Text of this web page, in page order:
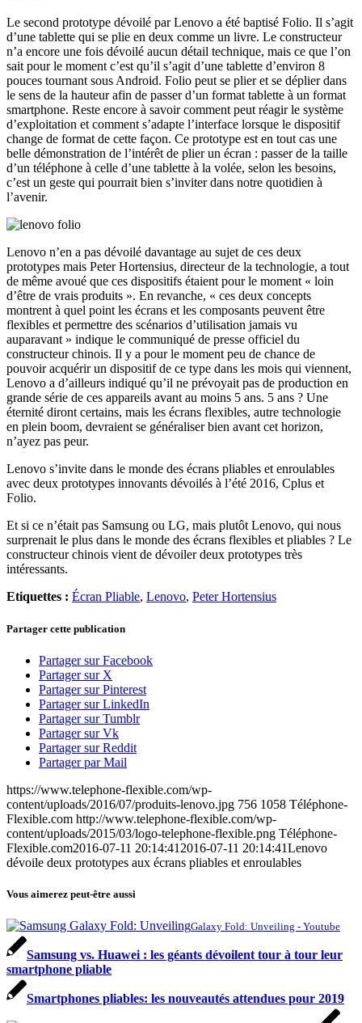
Le second prototype dévoilé par Lenovo a été baptisé Folio. Il s’agit
d’une tablette qui se plie en deux comme un livre. Le constructeur
n’a encore une fois dévoilé aucun détail technique, mais ce que l’on
sait pour le moment c’est qu’il s’agit d’une tablette d’environ 8
pouces tournant sous Android. Folio peut se plier et se déplier dans
le sens de la hauteur afin de passer d’un format tablette à un format
smartphone. Reste encore à savoir comment peut réagir le système
d’exploitation et comment s’adapte l’interface lorsque le dispositif
change de format de cette façon. Ce prototype est en tout cas une
belle démonstration de l’intérêt de plier un écran : passer de la taille
d’un téléphone à celle d’une tablette à la volée, selon les besoins,
c’est un geste qui pourrait bien s’inviter dans notre quotidien à
l’avenir.
Lenovo n’en a pas dévoilé davantage au sujet de ces deux
prototypes mais Peter Hortensius, directeur de la technologie, a tout
de même avoué que ces dispositifs étaient pour le moment « loin
d’être de vrais produits ». En revanche, « ces deux concepts
montrent à quel point les écrans et les composants peuvent être
flexibles et permettre des scénarios d’utilisation jamais vu
auparavant » indique le communiqué de presse officiel du
constructeur chinois. Il y a pour le moment peu de chance de
pouvoir acquérir un dispositif de ce type dans les mois qui viennent,
Lenovo a d’ailleurs indiqué qu’il ne prévoyait pas de production en
grande série de ces appareils avant au moins 5 ans. 5 ans ? Une
éternité diront certains, mais les écrans flexibles, autre technologie
en plein boom, devraient se généraliser bien avant cet horizon,
n’ayez pas peur.
Lenovo s’invite dans le monde des écrans pliables et enroulables
avec deux prototypes innovants dévoilés à l’été 2016, Cplus et
Folio.
Et si ce n’était pas Samsung ou LG, mais plutôt Lenovo, qui nous
surprenait le plus dans le monde des écrans flexibles et pliables ? Le
constructeur chinois vient de dévoiler deux prototypes très
intéressants.
Etiquettes : Écran Pliable, Lenovo, Peter Hortensius
Partager cette publication
Partager sur Facebook
Partager sur X
Partager sur Pinterest
Partager sur LinkedIn
Partager sur Tumblr
Partager sur Vk
Partager sur Reddit
Partager par Mail
https://www.telephone-flexible.com/wp-
content/uploads/2016/07/produits-lenovo.jpg 756 1058 Téléphone-
Flexible.com http://www.telephone-flexible.com/wp-
content/uploads/2015/03/logo-telephone-flexible.png Téléphone-
Flexible.com2016-07-11 20:14:41 2016-07-11 20:14:41Lenovo
dévoile deux prototypes aux écrans pliables et enroulables
Vous aimerez peut-être aussi
Galaxy Fold: Unveiling - Youtube
Samsung vs. Huawei : les géants dévoilent tour à tour leur
smartphone pliable
Smartphones pliables: les nouveautés attendues pour 2019